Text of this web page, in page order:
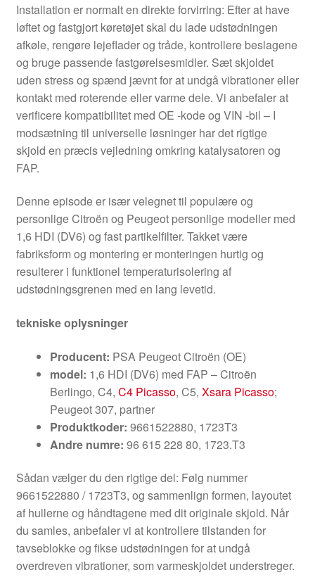
Installation er normalt en direkte forvirring: Efter at have
løftet og fastgjort køretøjet skal du lade udstødningen
afkøle, rengøre lejeflader og tråde, kontrollere beslagene
og bruge passende fastgørelsesmidler. Sæt skjoldet
uden stress og spænd jævnt for at undgå vibrationer eller
kontakt med roterende eller varme dele. Vi anbefaler at
verificere kompatibilitet med OE -kode og VIN -bil – I
modsætning til universelle løsninger har det rigtige
skjold en præcis vejledning omkring katalysatoren og
FAP.
Denne episode er især velegnet til populære og
personlige Citroën og Peugeot personlige modeller med
1,6 HDI (DV6) og fast partikelfilter. Takket være
fabriksform og montering er monteringen hurtig og
resulterer i funktionel temperaturisolering af
udstødningsgrenen med en lang levetid.
tekniske oplysninger
Producent: PSA Peugeot Citroën (OE)
model: 1,6 HDI (DV6) med FAP – Citroën
Berlingo, C4, C4 Picasso, C5, Xsara Picasso;
Peugeot 307, partner
Produktkoder: 9661522880, 1723T3
Andre numre: 96 615 228 80, 1723.T3
Sådan vælger du den rigtige del: Følg nummer
9661522880 / 1723T3, og sammenlign formen, layoutet
af hullerne og håndtagene med dit originale skjold. Når
du samles, anbefaler vi at kontrollere tilstanden for
tavseblokke og fikse udstødningen for at undgå
overdreven vibrationer, som varmeskjoldet understreger.